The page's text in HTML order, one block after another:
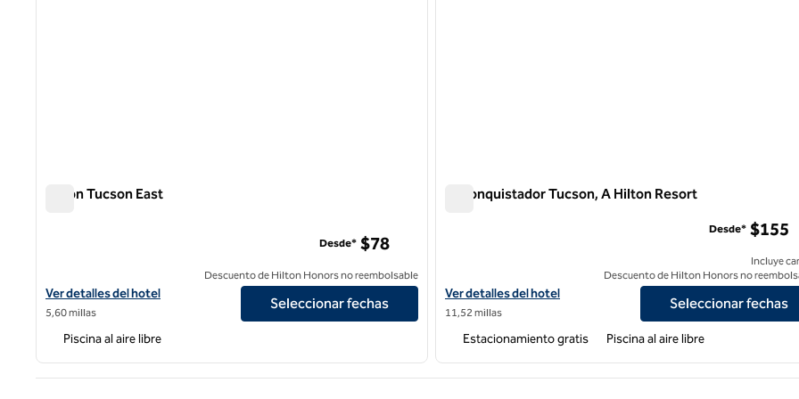
Hilton Tucson East
Ver detalles del hotel Hilton Tucson East
Ver detalles del hotel
5,60 millas
Desde* $78
Descuento de Hilton Honors no reembolsable
Seleccionar fechas
Piscina al aire libre
El Conquistador Tucson, A Hilton Resort
Ver detalles del hotel El Conquistador Tucson, A Hilton Resort
Ver detalles del hotel
11,52 millas
Desde* $155
Incluye
Descuento de Hilton Honors no
Seleccionar fechas
Estacionamiento gratis Piscina al aire libre